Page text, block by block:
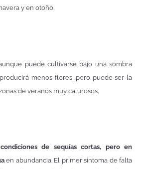
y en otoño.
aunque puede cultivarse bajo una sombra
menos flores, pero puede ser la
de veranos muy calurosos.
condiciones de sequías cortas, pero en
en abundancia. El primer síntoma de falta